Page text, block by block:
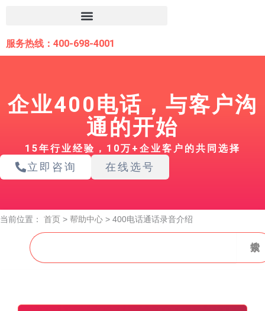
内
容
服务热线：400-698-4001
企业400电话，与客户沟
通的开始
15年行业经验，10万+企业客户的共同选择
立即咨询 在线选号
当前位置： 首页 > 帮助中心 > 400电话通话录音介绍
搜
索
搜索